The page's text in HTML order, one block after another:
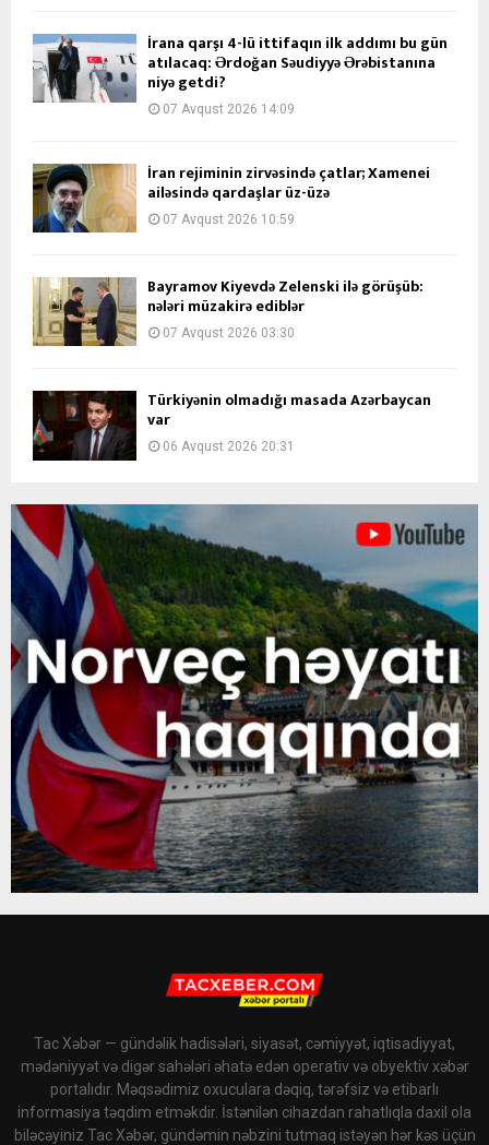
İrana qarşı 4-lü ittifaqın ilk addımı bu gün
atılacaq: Ərdoğan Səudiyyə Ərəbistanına
niyə getdi?
07 Avqust 2026 14:09
İran rejiminin zirvəsində çatlar; Xamenei
ailəsində qardaşlar üz-üzə
07 Avqust 2026 10:59
Bayramov Kiyevdə Zelenski ilə görüşüb:
nələri müzakirə ediblər
07 Avqust 2026 03:30
Türkiyənin olmadığı masada Azərbaycan
var
06 Avqust 2026 20:31
Tac Xəbər — gündəlik hadisələri, siyasət, cəmiyyət, iqtisadiyyat,
mədəniyyət və digər sahələri əhatə edən operativ və obyektiv xəbər
portalıdır. Məqsədimiz oxuculara dəqiq, tərəfsiz və etibarlı
informasiya təqdim etməkdir. İstənilən cihazdan rahatlıqla daxil ola
biləcəyiniz Tac Xəbər, gündəmin nəbzini tutmaq istəyən hər kəs üçün